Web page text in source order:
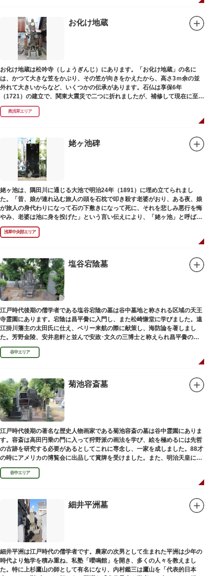
お化け地蔵
お化け地蔵は松吟寺（しょうぎんじ）にあります。「お化け地蔵」の名に
は、かつて大きな笠をかぶり、その笠が向きをかえたから、高さ3ｍ余の並
外れて大きいからなど、いくつかの伝承があります。石仏は享保6年
（1721）の建立で、関東大震災で二つに折れましたが、補修して現在に至っ
ています。常夜灯は、寛政2年（1790）に建てられました。
奥浅草エリア
姥ヶ池碑
姥ヶ池は、隅田川に通じる大池で明治24年（1891）に埋め立てられまし
た。「昔、娘が連れ込む旅人の頭を石枕で叩き殺す老婆がおり、ある夜、娘
が旅人の身代わりになって石の下敷きになって死に、それを悲しみ悪行を悔
やみ、老婆は池に身を投げた」という言い伝えにより、「姥ヶ池」と呼ばれ
ていました。その碑は花川戸公園内にあります。
浅草中央部エリア
塩谷宕陰墓
江戸時代後期の儒学者である塩谷宕陰の墓は谷中墓地と称される区域の天王
寺霊園にあります。宕陰は昌平黌に入門し、また松崎慊堂に学びました。遠
江掛川藩主の太田氏に仕え、ペリー来航の際に献策し、海防論を著しまし
た。芳野金陵、安井息軒と並んで安政･文久の三博士と称えられ昌平黌の教
授として多くの文人を育て、慶応3年 （1867）に没しました。
谷中エリア
菊池容斎墓
江戸時代後期の著名な歴史人物画家である菊池容斎の墓は谷中霊園にありま
す。容斎は高田円乗の門に入って狩野派の画法を学び、絵を極めるには先哲
の古跡を研究する必要があるとしてこれに専念し、一家を成しました。88才
の時にアメリカの博覧会に出品して賞牌を受けました。また、明治天皇に
「日本画史」の称を賜りました。
谷中エリア
細井平洲墓
細井平洲は江戸時代の儒学者です。農家の次男として生まれた平洲は少年の
時代より勉学を積み重ね、私塾「嚶鳴館」を開き、多くの人々を教えまし
た。特に上杉鷹山の師として有名になり、内村鑑三は鷹山を「代表的日本